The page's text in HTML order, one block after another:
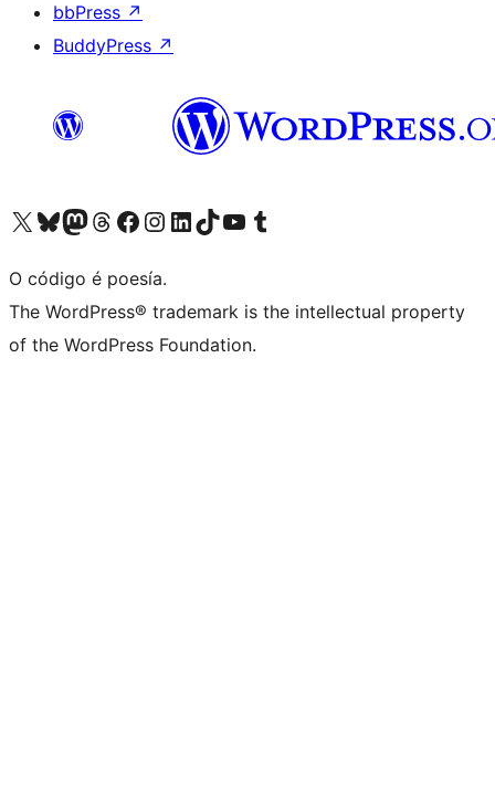
bbPress ↗
BuddyPress ↗
Visita la cuenta de X (anteriormente Twitter)
Visita a nosa conta de Bluesky
Visita a nosa conta de Mastodon
Visita a nosa conta de Threads
Visita a nosa páxina de Facebook
Visita a nosa conta de Instagram
Visita a nosa conta de LinkedIn
Visita a nosa conta de TikTok
Visita a nosa canle de YouTube
Visita a nosa conta de Tumblr
O código é poesía.
The WordPress® trademark is the intellectual property
of the WordPress Foundation.